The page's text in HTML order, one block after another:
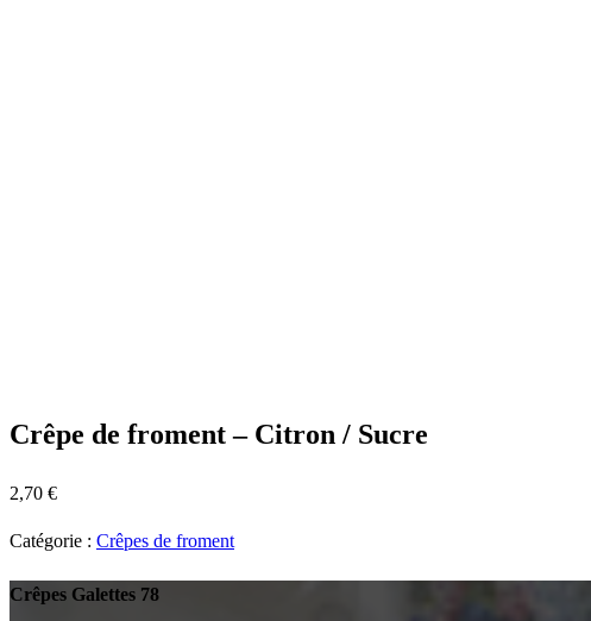
Crêpe de froment – Citron / Sucre
2,70 €
Catégorie : Crêpes de froment
Crêpes Galettes 78